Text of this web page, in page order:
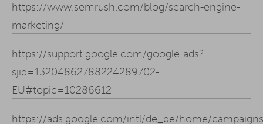
https://www.semrush.com/blog/search-engine-
marketing/
https://support.google.com/google-ads?
sjid=13204862788224289702-
EU#topic=10286612
https://ads.google.com/intl/de_de/home/